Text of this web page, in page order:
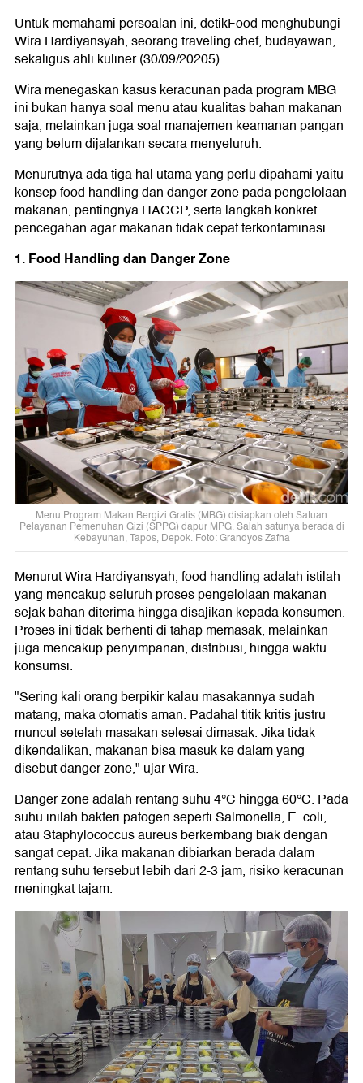
Untuk memahami persoalan ini, detikFood menghubungi
Wira Hardiyansyah, seorang traveling chef, budayawan,
sekaligus ahli kuliner (30/09/20205).
Wira menegaskan kasus keracunan pada program MBG
ini bukan hanya soal menu atau kualitas bahan makanan
saja, melainkan juga soal manajemen keamanan pangan
yang belum dijalankan secara menyeluruh.
Menurutnya ada tiga hal utama yang perlu dipahami yaitu
konsep food handling dan danger zone pada pengelolaan
makanan, pentingnya HACCP, serta langkah konkret
pencegahan agar makanan tidak cepat terkontaminasi.
1. Food Handling dan Danger Zone
Menu Program Makan Bergizi Gratis (MBG) disiapkan oleh Satuan
Pelayanan Pemenuhan Gizi (SPPG) dapur MPG. Salah satunya berada di
Kebayunan, Tapos, Depok. Foto: Grandyos Zafna
Menurut Wira Hardiyansyah, food handling adalah istilah
yang mencakup seluruh proses pengelolaan makanan
sejak bahan diterima hingga disajikan kepada konsumen.
Proses ini tidak berhenti di tahap memasak, melainkan
juga mencakup penyimpanan, distribusi, hingga waktu
konsumsi.
"Sering kali orang berpikir kalau masakannya sudah
matang, maka otomatis aman. Padahal titik kritis justru
muncul setelah masakan selesai dimasak. Jika tidak
dikendalikan, makanan bisa masuk ke dalam yang
disebut danger zone," ujar Wira.
Danger zone adalah rentang suhu 4°C hingga 60°C. Pada
suhu inilah bakteri patogen seperti Salmonella, E. coli,
atau Staphylococcus aureus berkembang biak dengan
sangat cepat. Jika makanan dibiarkan berada dalam
rentang suhu tersebut lebih dari 2-3 jam, risiko keracunan
meningkat tajam.